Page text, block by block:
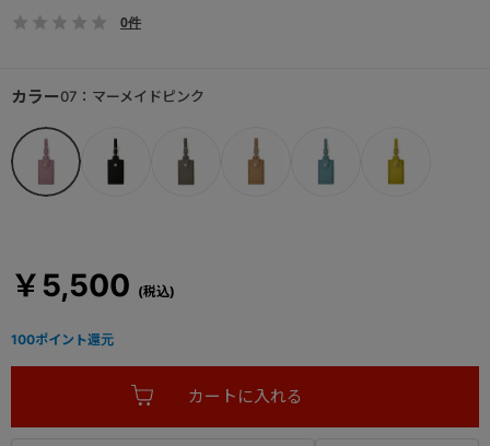
0件
￥5,500
カラー07：マーメイドピンク
100ポイント還元